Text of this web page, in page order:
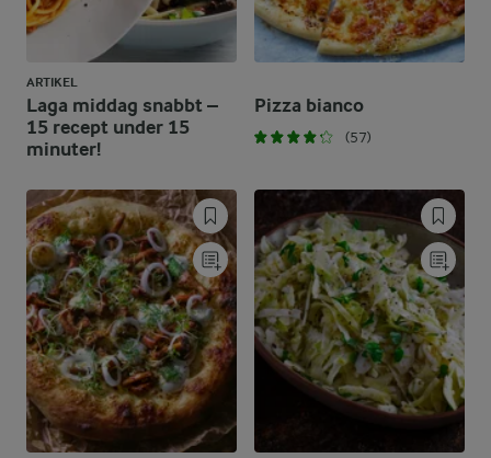
ARTIKEL
Laga middag snabbt –
15 recept under 15
minuter!
Pizza bianco
(57)